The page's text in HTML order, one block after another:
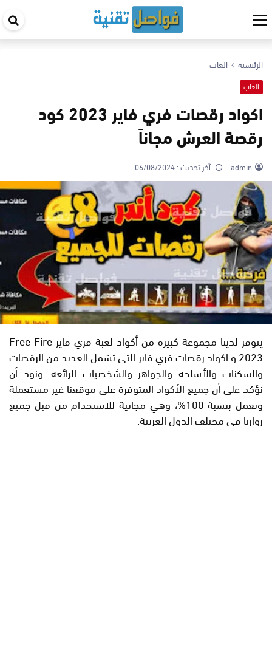
الرئيسية العاب
العاب
اكواد رقصات فري فاير 2023 كود
رقصة العرش مجاناً
admin آخر تحديث :06/08/2024
يتوفر لدينا مجموعة كبيرة من أكواد لعبة فري فاير Free Fire
2023 و اكواد رقصات فري فاير التي تشمل العديد من الرقصات
والسكنات والأسلحة والجواهر والشخصيات الرائعة. ونود أن
نؤكد على أن جميع الأكواد المتوفرة على موقعنا غير مستعملة
وتعمل بنسبة 100%، وهي مجانية للاستخدام من قبل جميع
زوارنا في مختلف الدول العربية.